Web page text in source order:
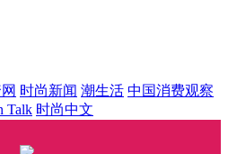
时尚新闻 潮生活 中国消费观察
Talk 时尚中文